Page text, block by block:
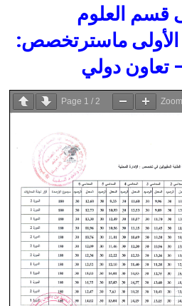
قسم العلوم
الأولى ماسترتخصص:
Page 1 / 2 Zoom